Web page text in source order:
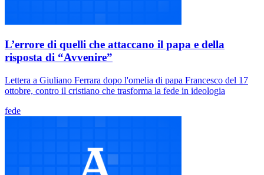
L’errore di quelli che attaccano il papa e della
risposta di “Avvenire”
Lettera a Giuliano Ferrara dopo l'omelia di papa Francesco del 17
ottobre, contro il cristiano che trasforma la fede in ideologia
fede